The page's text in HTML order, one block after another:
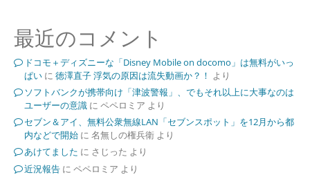
最近のコメント
ドコモ＋ディズニーな「Disney Mobile on docomo」は無料がいっ
ぱいに 徳澤直子 浮気の原因は流失動画か？！ より
ソフトバンクが携帯向け「津波警報」、でもそれ以上に大事なのは
ユーザーの意識に ペペロミア より
セブン＆アイ、無料公衆無線LAN「セブンスポット」を12月から都
内などで開始に 名無しの権兵衛より
あけてました に さじった より
近況報告に ペペロミア より